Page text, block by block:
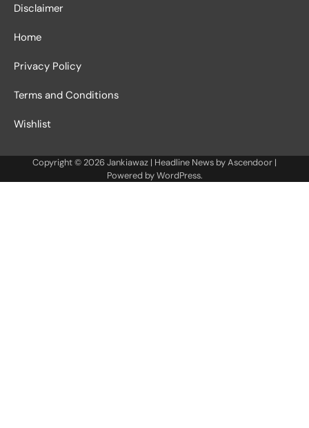
Disclaimer
Home
Privacy Policy
Terms and Conditions
Wishlist
Copyright © 2026Jankiawaz | Headline News byAscendoor |
Powered byWordPress.